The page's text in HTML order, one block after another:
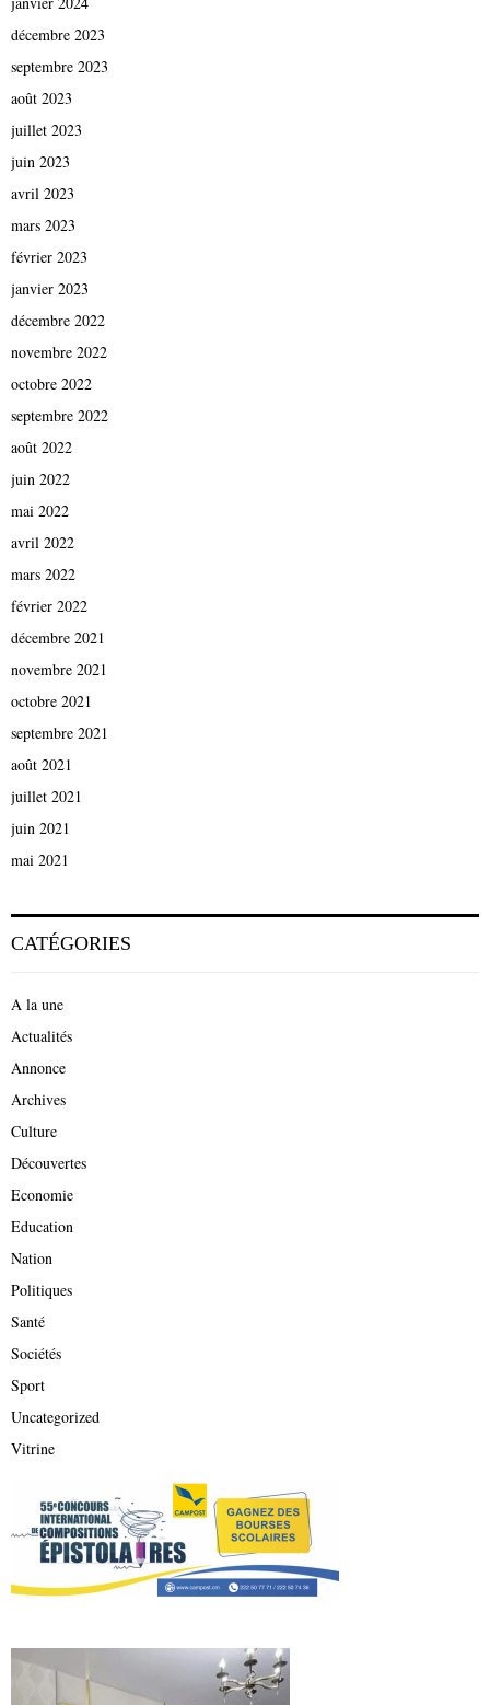
décembre 2023
septembre 2023
août 2023
juillet 2023
juin 2023
avril 2023
mars 2023
février 2023
janvier 2023
décembre 2022
novembre 2022
octobre 2022
septembre 2022
août 2022
juin 2022
mai 2022
avril 2022
mars 2022
février 2022
décembre 2021
novembre 2021
octobre 2021
septembre 2021
août 2021
juillet 2021
juin 2021
mai 2021
CATÉGORIES
A la une
Actualités
Annonce
Archives
Culture
Découvertes
Economie
Education
Nation
Politiques
Santé
Sociétés
Sport
Uncategorized
Vitrine